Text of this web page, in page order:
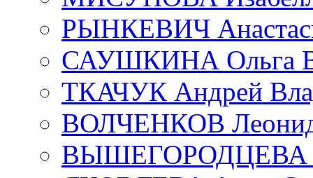
РЫНКЕВИЧ
САУШКИНА Ольга
ТКАЧУК Андрей
ВОЛЧЕНКОВ Леонид
ВЫШЕГОРОДЦЕВА